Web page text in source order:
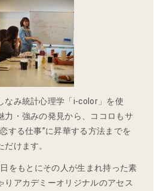
なみ統計心理学「i-color」を使
力・強みの発見から、ココロもサ
する仕事”に昇華する方法までを
けます。
をもとにその人が生まれ持った素
りアカデミーオリジナルのアセス